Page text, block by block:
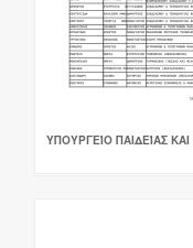
ΥΠΟΥΡΓΕΊΟ ΠΑΙΔΕΊΑΣ